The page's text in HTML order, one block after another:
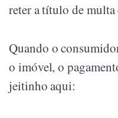
reter a título de
Quando o
o imóvel, o
jeitinho aqui: